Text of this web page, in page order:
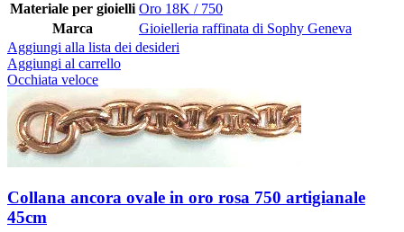
Materiale per gioielli Oro 18K / 750
Marca
Gioielleria raffinata di Sophy Geneva
Aggiungi alla lista dei desideri
Aggiungi al carrello
Occhiata veloce
Collana ancora ovale in oro rosa 750 artigianale
45cm